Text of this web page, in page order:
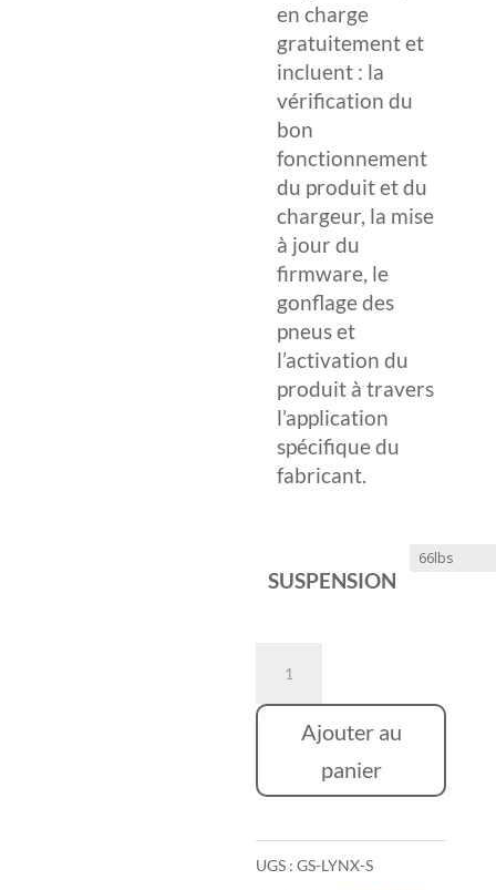
en charge
gratuitement et
incluent : la
vérification du
bon
fonctionnement
du produit et du
chargeur, la mise
à jour du
firmware, le
gonflage des
pneus et
l’activation du
produit à travers
l’application
spécifique du
fabricant.
SUSPENSION
LEAPERKIM
S
V2
Ajouter au
panier
UGS :GS-LYNX-S